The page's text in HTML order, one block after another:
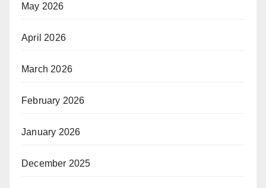
May 2026
April 2026
March 2026
February 2026
January 2026
December 2025